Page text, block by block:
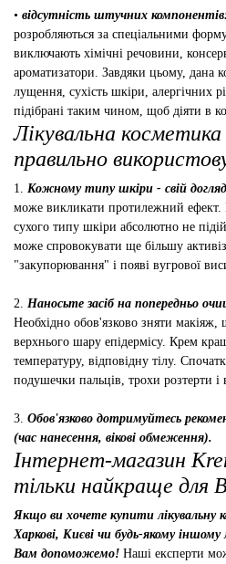
• відсутність штучних
розробляються за спеціальними
виключають хімічні речовини,
ароматизатори. Завдяки цьому, дана
лущення, сухість шкіри, алергічних
підібрані таким чином, щоб діяти в
Лікувальна
правильно
1. Кожному типу шкіри - свій
може викликати протилежний ефект.
сухого типу шкіри абсолютно не
може спровокувати ще більшу
"закупорювання" і появі вугрової
2.
Наносьте засіб на попередньо
Необхідно обов'язково зняти макіяж,
верхнього шару епідермісу. Крем
температуру, відповідну тілу.
подушечки пальців, трохи розтерти і
3. Обов'язково дотримуйтесь
(час нанесення, вікові обмеження).
Інтернет-магазин
тільки найкраще для
Якщо ви хочете купити лікувальну
Харкові, Києві чи будь-якому
Вам допоможемо! Наші експерти